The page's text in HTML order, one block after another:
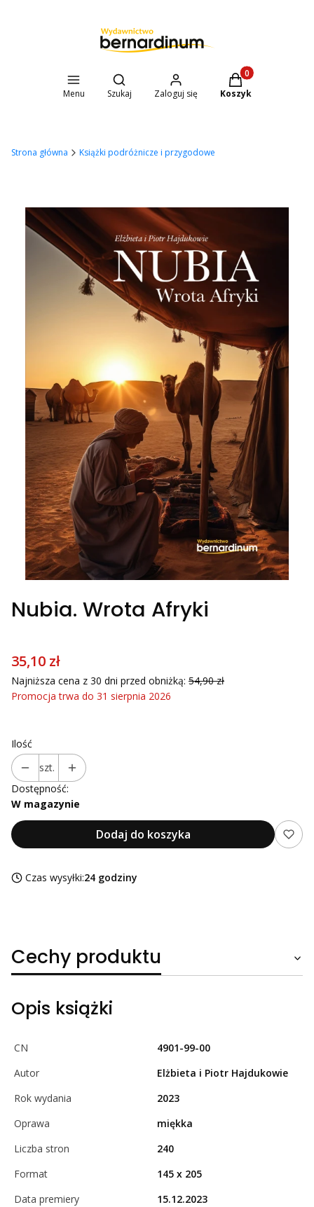
Menu
Otwórz wyszukiwarkę
Szukaj Zaloguj się
Produkty w
Koszyk
Strona główna Książki podróżnicze i przygodowe
Nubia. Wrota Afryki
35,10 zł
Najniższa cena z 30 dni przed obniżką: 54,90 zł
Promocja trwa do 31 sierpnia 2026
Ilość
szt.
Dostępność:
W magazynie
Dodaj do koszyka
Czas wysyłki:24 godziny
Cechy produktu
Opis książki
CN
4901-99-00
Autor
Elżbieta i Piotr Hajdukowie
Rok wydania
2023
Oprawa
miękka
Liczba stron
240
Format
145 x 205
Data premiery
15.12.2023